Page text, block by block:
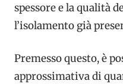
spessore e la qualità
l’isolamento già
Premesso questo, è
approssimativa di